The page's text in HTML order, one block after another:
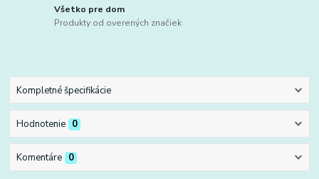
Všetko pre dom
Produkty od overených značiek
Kompletné špecifikácie
Hodnotenie 0
Komentáre 0